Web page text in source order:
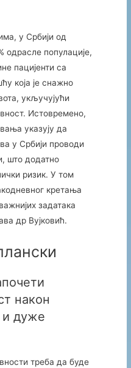
у Србији од
одрасле популације,
пацијенти са
која је снажно
укључујући
Истовремено,
указују да
у Србији проводи
што додатно
ризик. У том
кретања
задатака
др Вујковић.
након
и дуже
треба да буде